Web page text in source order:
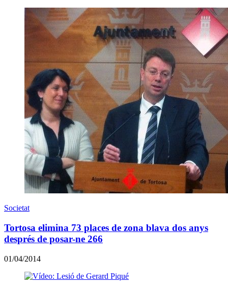
Societat
Tortosa elimina 73 places de zona blava dos anys
després de posar-ne 266
01/04/2014